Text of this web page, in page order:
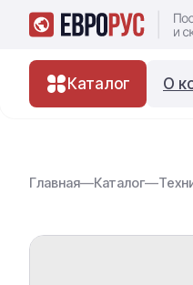
Каталог О
Главная—Каталог—